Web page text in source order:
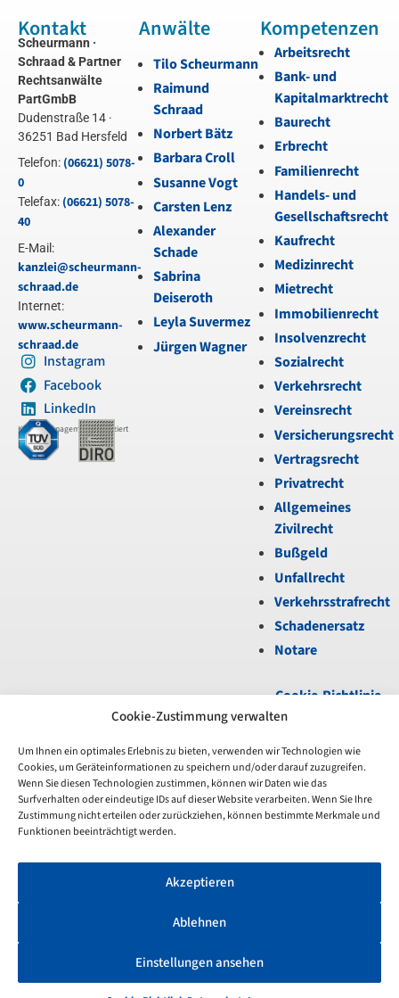
Cookie-Zustimmung verwalten
Um Ihnen ein optimales Erlebnis zu bieten, verwenden wir Technologien wie
Cookies, um Geräteinformationen zu speichern und/oder darauf zuzugreifen.
Wenn Sie diesen Technologien zustimmen, können wir Daten wie das
Surfverhalten oder eindeutige IDs auf dieser Website verarbeiten. Wenn Sie Ihre
Zustimmung nicht erteilen oder zurückziehen, können bestimmte Merkmale und
Funktionen beeinträchtigt werden.
Akzeptieren
Ablehnen
Einstellungen ansehen
Kontakt
Scheurmann ·
Schraad & Partner
Rechtsanwälte
PartGmbB
Dudenstraße 14 ·
36251 Bad Hersfeld
Telefon: (06621) 5078-
0
Telefax: (06621) 5078-
40
E-Mail:
kanzlei@scheurmann-
schraad.de
Internet:
www.scheurmann-
schraad.de
Instagram
Facebook
LinkedIn
Kanzleimanagement zertifiziert
Unfortunately,
the
7-
day
period
Anwälte
Tilo Scheurmann
Raimund
Schraad
Norbert Bätz
Barbara Croll
Susanne Vogt
Carsten Lenz
Alexander
Schade
Sabrina
Deiseroth
Leyla Suvermez
Jürgen Wagner
Kompetenzen
Arbeitsrecht
Bank- und
Kapitalmarktrecht
Baurecht
Erbrecht
Familienrecht
Handels- und
Gesellschaftsrecht
Kaufrecht
Medizinrecht
Mietrecht
Immobilienrecht
Insolvenzrecht
Sozialrecht
Verkehrsrecht
Vereinsrecht
Versicherungsrecht
Vertragsrecht
Privatrecht
Allgemeines
Zivilrecht
Bußgeld
Unfallrecht
Verkehrsstrafrecht
Schadenersatz
Notare
Cookie-Richtlinie
(EU)